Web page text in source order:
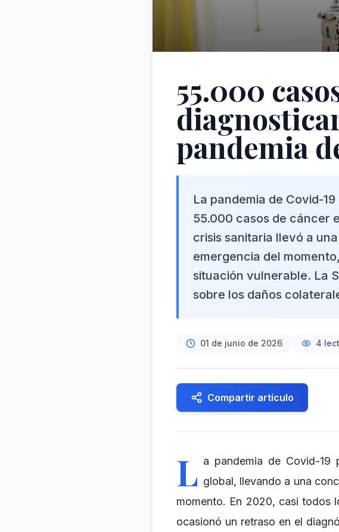
55.000
pandemia
La pandemia de Covid-
55.000 casos de cáncer
crisis sanitaria llevó a
emergencia del
situación vulnerable. La
sobre los daños
01 de junio de 2026 4
Compartir artículo
L a pandemia de Covid-19
global, llevando a una
momento. En 2020, casi todos
ocasionó un retraso en el